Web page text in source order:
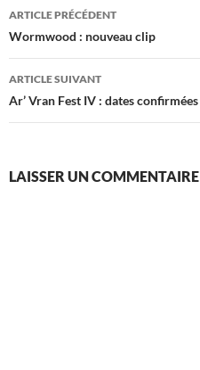
Navigation
des
articles
ARTICLE PRÉCÉDENT
Wormwood : nouveau clip
ARTICLE SUIVANT
Ar’ Vran Fest IV : dates confirmées
LAISSER UN COMMENTAIRE